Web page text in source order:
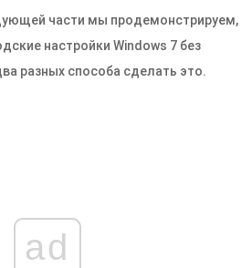
части мы продемонстрируем,
настройки Windows 7 без
разных способа сделать это.
ad